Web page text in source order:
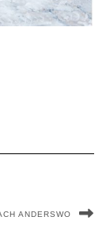
ANDERSWO